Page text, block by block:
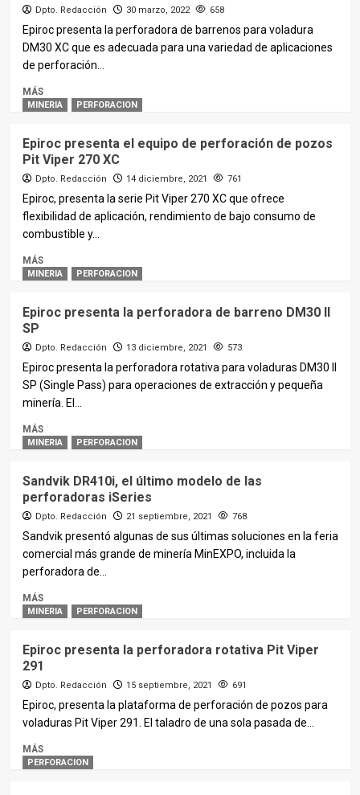
Dpto. Redacción 30 marzo, 2022 658
Epiroc presenta la perforadora de barrenos para voladura
DM30 XC que es adecuada para una variedad de aplicaciones
de perforación...
MÁS
MINERIA PERFORACION
Epiroc presenta el equipo de perforación de pozos
Pit Viper 270 XC
Dpto. Redacción 14 diciembre, 2021 761
Epiroc, presenta la serie Pit Viper 270 XC que ofrece
flexibilidad de aplicación, rendimiento de bajo consumo de
combustible y...
MÁS
MINERIA PERFORACION
Epiroc presenta la perforadora de barreno DM30 II
SP
Dpto. Redacción 13 diciembre, 2021 573
Epiroc presenta la perforadora rotativa para voladuras DM30 II
SP (Single Pass) para operaciones de extracción y pequeña
minería. El...
MÁS
MINERIA PERFORACION
Sandvik DR410i, el último modelo de las
perforadoras iSeries
Dpto. Redacción 21 septiembre, 2021 768
Sandvik presentó algunas de sus últimas soluciones en la feria
comercial más grande de minería MinEXPO, incluida la
perforadora de...
MÁS
MINERIA PERFORACION
Epiroc presenta la perforadora rotativa Pit Viper
291
Dpto. Redacción 15 septiembre, 2021 691
Epiroc, presenta la plataforma de perforación de pozos para
voladuras Pit Viper 291. El taladro de una sola pasada de...
MÁS
PERFORACION